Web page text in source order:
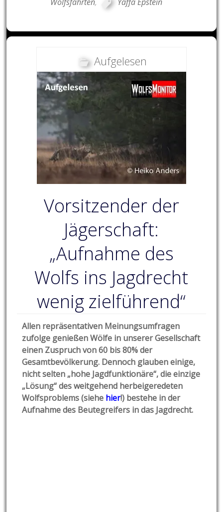
Aufgelesen
Vorsitzender der
Jägerschaft:
„Aufnahme des
Wolfs ins Jagdrecht
wenig zielführend“
Allen repräsentativen Meinungsumfragen
zufolge genießen Wölfe in unserer Gesellschaft
einen Zuspruch von 60 bis 80% der
Gesamtbevölkerung. Dennoch glauben einige,
nicht selten „hohe Jagdfunktionäre“, die einzige
„Lösung“ des weitgehend herbeigeredeten
Wolfsproblems (siehe hier!) bestehe in der
Aufnahme des Beutegreifers in das Jagdrecht.